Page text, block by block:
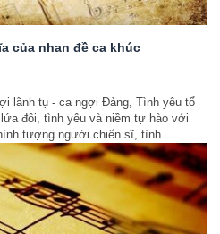
của nhan đề ca khúc
lãnh tụ - ca ngợi Đảng, Tình yêu tổ
đôi, tình yêu và niềm tự hào với
tượng người chiến sĩ, tình ...